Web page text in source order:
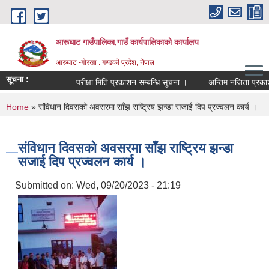
Skip to main content
आरूघाट गाउँपालिका,गाउँ कार्यपालिकाको कार्यालय
आरुघाट -गोरखा : गण्डकी प्रदेश, नेपाल
सूचना : परीक्षा मिति प्रकाशन सम्बन्धि सूचना । अन्तिम नजिता प्रकाशन
You are here
Home » संविधान दिवसको अवसरमा साँझ राष्ट्रिय झन्डा सजाई दिप प्रज्वलन कार्य ।
संविधान दिवसको अवसरमा साँझ राष्ट्रिय झन्डा
सजाई दिप प्रज्वलन कार्य ।
Submitted on: Wed, 09/20/2023 - 21:19